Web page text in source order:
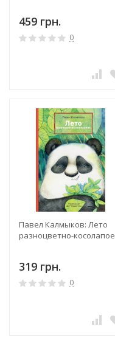
459 грн.
0
Павел Калмыков: Лето
разноцветно-косолапое
319 грн.
0